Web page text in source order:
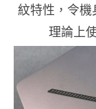
紋特性，令機
理論上